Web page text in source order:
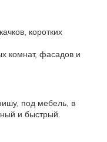
коротких
комнат, фасадов и
под мебель, в
и быстрый.